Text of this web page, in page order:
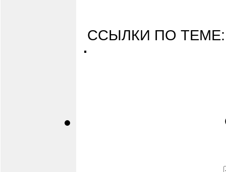
ССЫЛКИ ПО ТЕМЕ:
·